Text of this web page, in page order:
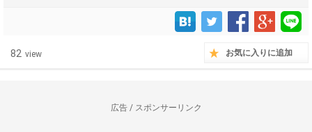
82 view お気に入りに追加
広告 / スポンサーリンク